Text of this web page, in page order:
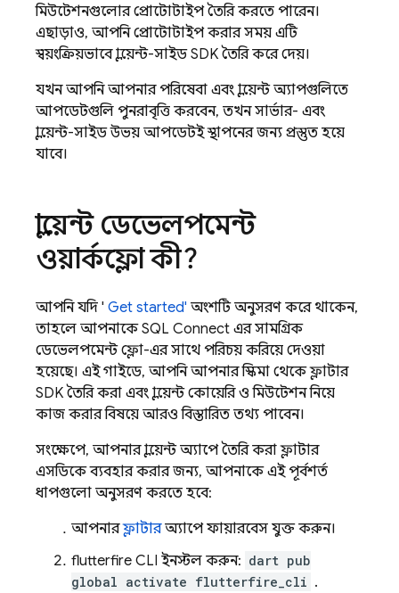
মিউটেশনগুলোর প্রোটোটাইপ তৈরি করতে পারেন।
এছাড়াও, আপনি প্রোটোটাইপ করার সময় এটি
স্বয়ংক্রিয়ভাবে ক্লায়েন্ট-সাইড SDK তৈরি করে দেয়।
যখন আপনি আপনার পরিষেবা এবং ক্লায়েন্ট অ্যাপগুলিতে
আপডেটগুলি পুনরাবৃত্তি করবেন, তখন সার্ভার- এবং
ক্লায়েন্ট-সাইড উভয় আপডেটই স্থাপনের জন্য প্রস্তুত হয়ে
যাবে।
ক্লায়েন্ট ডেভেলপমেন্ট
ওয়ার্কফ্লো কী?
আপনি যদি ' Get started' অংশটি অনুসরণ করে থাকেন,
তাহলে আপনাকেSQL Connect এর সামগ্রিক
ডেভেলপমেন্ট ফ্লো-এর সাথে পরিচয় করিয়ে দেওয়া
হয়েছে। এই গাইডে, আপনি আপনার স্কিমা থেকে ফ্লাটার
SDK তৈরি করা এবং ক্লায়েন্ট কোয়েরি ও মিউটেশন নিয়ে
কাজ করার বিষয়ে আরও বিস্তারিত তথ্য পাবেন।
সংক্ষেপে, আপনার ক্লায়েন্ট অ্যাপে তৈরি করা ফ্লাটার
এসডিকে ব্যবহার করার জন্য, আপনাকে এই পূর্বশর্ত
ধাপগুলো অনুসরণ করতে হবে:
আপনারফ্লাটারঅ্যাপে ফায়ারবেস যুক্ত করুন।
flutterfire CLI ইনস্টল করুন: dart pub
global activate flutterfire_cli .